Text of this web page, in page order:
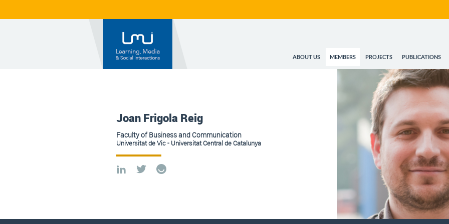
ABOUT US MEMBERS PROJECTS PUBLICATIONS
Joan Frigola Reig
Faculty of Business and Communication
Universitat de Vic - Universitat Central de Catalunya